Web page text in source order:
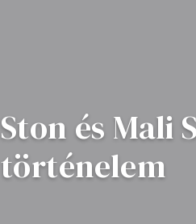
Ston és Mali
történelem